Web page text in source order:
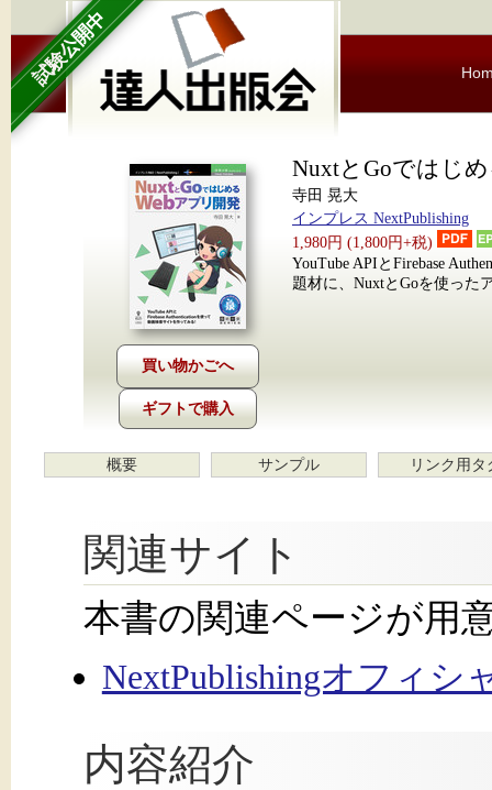
試験公開中
ギフトで購入
NuxtとGoではじ
寺田 晃大
インプレス NextPublishing
1,980円 (1,800円+税)
YouTube APIとFirebase
題材に、NuxtとGoを使った
概要 サンプル リンク用タ
関連サイト
本書の関連ページが用
NextPublishingオフィシ
内容紹介